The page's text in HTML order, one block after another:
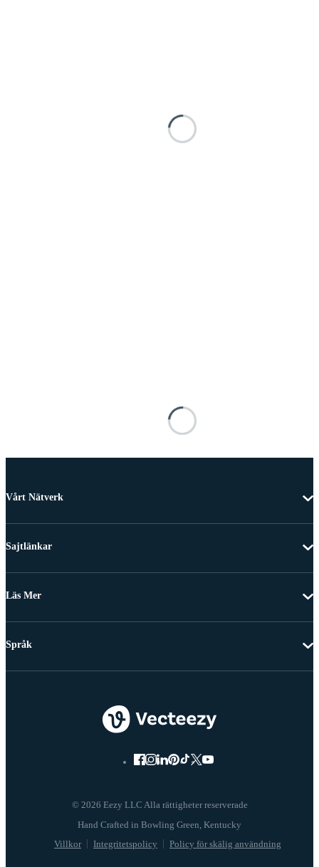
Vårt Nätverk
Sajtlänkar
Läs Mer
© 2026 Eezy LLC Alla rättigheter reserverade
Villkor Integritetspolicy Policy för skälig användning
Språk